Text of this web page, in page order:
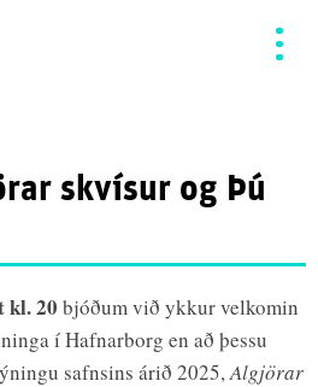
skvísur og Þú
kl. 20 bjóðum við ykkur velkomin
í Hafnarborg en að þessu
safnsins árið 2025,Algjörar